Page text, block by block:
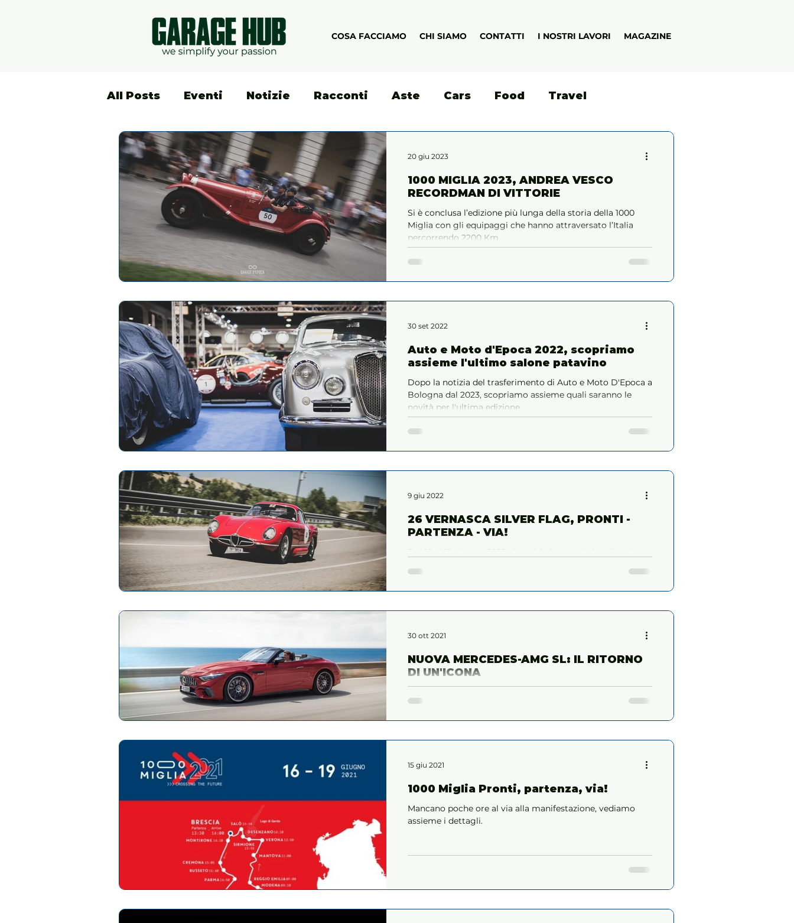
COSA FACCIAMO CHI SIAMO CONTATTI I NOSTRI LAVORI MAGAZINE
All Posts Eventi Notizie Racconti Aste Cars Food Travel
Lifestyle
1000 MIGLIA 2023, ANDREA VESCO
RECORDMAN DI VITTORIE
Si è conclusa l’edizione più lunga della storia della 1000
Miglia con gli equipaggi che hanno attraversato l’Italia
percorrendo 2200 Km.
20 giu 2023
Auto e Moto d'Epoca 2022, scopriamo
assieme l'ultimo salone patavino
Dopo la notizia del trasferimento di Auto e Moto D'Epoca a
Bologna dal 2023, scopriamo assieme quali saranno le
novità per l'ultima edizione
30 set 2022
26 VERNASCA SILVER FLAG, PRONTI -
PARTENZA - VIA!
Dal 10 al 12 giugno 2022 si terrà la leggendaria salita da
9 giu 2022
NUOVA MERCEDES-AMG SL: IL RITORNO
DI UN'ICONA
torna alle sue radici con la classica capote in tessuto e il
30 ott 2021
1000 Miglia Pronti, partenza, via!
Mancano poche ore al via alla manifestazione, vediamo
assieme i dettagli.
15 giu 2021